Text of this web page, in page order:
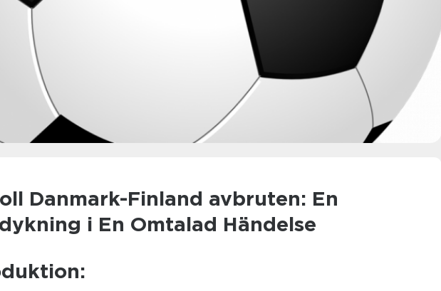
Danmark-Finland avbruten: En
i En Omtalad Händelse